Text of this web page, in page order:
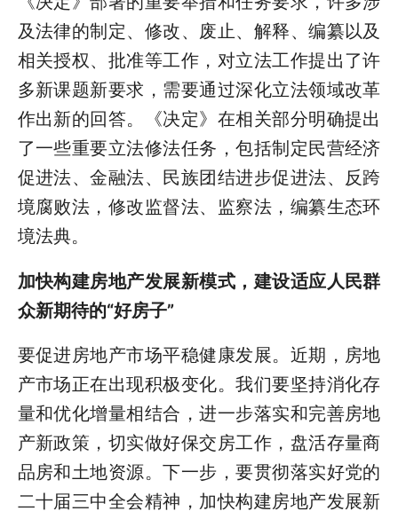
及法律的制定、修改、废止、解释、编纂以及
相关授权、批准等工作，对立法工作提出了许
多新课题新要求，需要通过深化立法领域改革
作出新的回答。《决定》在相关部分明确提出
了一些重要立法修法任务，包括制定民营经济
促进法、金融法、民族团结进步促进法、反跨
境腐败法，修改监督法、监察法，编纂生态环
境法典。
加快构建房地产发展新模式，建设适应人民群
众新期待的“好房子”
要促进房地产市场平稳健康发展。近期，房地
产市场正在出现积极变化。我们要坚持消化存
量和优化增量相结合，进一步落实和完善房地
产新政策，切实做好保交房工作，盘活存量商
品房和土地资源。下一步，要贯彻落实好党的
二十届三中全会精神，加快构建房地产发展新